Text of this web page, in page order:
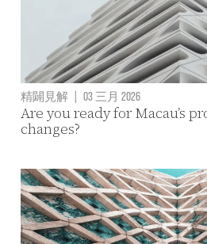
精闢見解 | 03 三月 2026
Are you ready for Macau’s
changes?